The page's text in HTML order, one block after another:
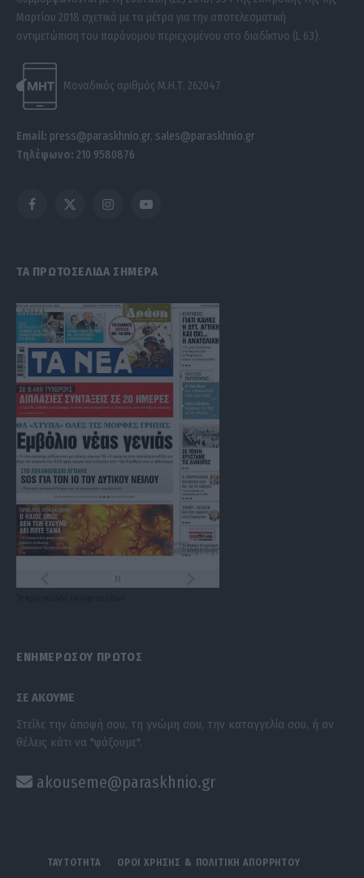
Μαρτίου 2018 σχετικά με τα μέτρα για την αποτελεσματική
αντιμετώπιση του παράνομου περιεχομένου στο διαδίκτυο (L 63).
Μοναδικός αριθμός Μ.Η.Τ. 262047
Email: press@paraskhnio.gr, sales@paraskhnio.gr
Τηλέφωνο: 210 9580876
Facebook
X
InstagramYouTube
ΤΑ ΠΡΩΤΟΣΕΛΙΔΑ ΣΗΜΕΡΑ
ΕΝΗΜΕΡΩΣΟΥ ΠΡΩΤΟΣ
ΣΕ ΑΚΟΥΜΕ
Στείλε την άποψή σου, τη γνώμη σου, την καταγγελία σου, ή αν
θέλεις κάτι να "ψάξουμε".
akouseme@paraskhnio.gr
ΤΑΥΤΟΤΗΤΑ ΟΡΟΙ ΧΡΗΣΗΣ & ΠΟΛΙΤΙΚΗ ΑΠΟΡΡΗΤΟΥ